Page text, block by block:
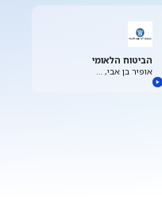
הביטוח הלאומי
אופיר בן אבי, …